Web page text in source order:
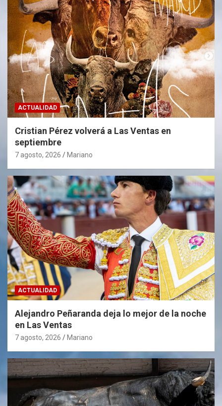
ACTUALIDAD
Cristian Pérez volverá a Las Ventas en
septiembre
7 agosto, 2026 Mariano
ACTUALIDAD
Alejandro Peñaranda deja lo mejor de la noche
en Las Ventas
7 agosto, 2026 Mariano